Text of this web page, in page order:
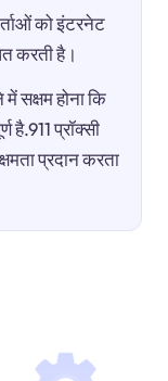
को इंटरनेट
करती है।
सक्षम होना कि
है.911 प्रॉक्सी
प्रदान करता